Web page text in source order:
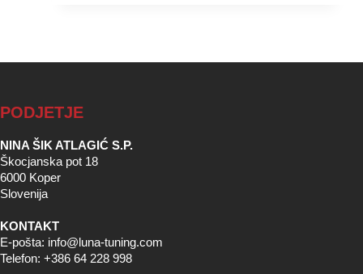
PODJETJE
NINA ŠIK ATLAGIĆ S.P.
Škocjanska pot 18
6000 Koper
Slovenija
KONTAKT
E-pošta: info@luna-tuning.com
Telefon: +386 64 228 998